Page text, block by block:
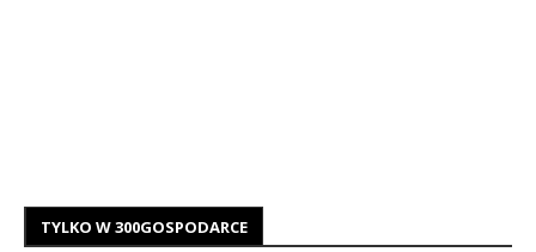
TYLKO W 300GOSPODARCE